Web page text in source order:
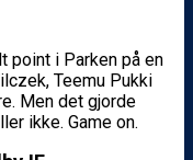
point i Parken på en
Teemu Pukki
Men det gjorde
ikke. Game on.